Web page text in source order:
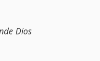
Dios